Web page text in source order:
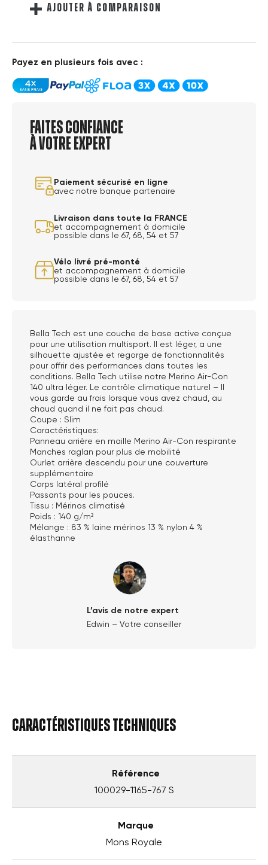
AJOUTER À COMPARAISON
Payez en plusieurs fois avec :
Faites confiance
à votre expert
Paiement sécurisé en ligne
avec notre banque partenaire
Livraison dans toute la FRANCE
et accompagnement à domicile
possible dans le 67, 68, 54 et 57
Vélo livré pré-monté
et accompagnement à domicile
possible dans le 67, 68, 54 et 57
Bella Tech est une couche de base active conçue
pour une utilisation multisport. Il est léger, a une
silhouette ajustée et regorge de fonctionnalités
pour offrir des performances dans toutes les
conditions. Bella Tech utilise notre Merino Air-Con
140 ultra léger. Le contrôle climatique naturel – Il
vous garde au frais lorsque vous avez chaud, au
chaud quand il ne fait pas chaud.
Coupe : Slim
Caractéristiques:
Panneau arrière en maille Merino Air-Con respirante
Manches raglan pour plus de mobilité
Ourlet arrière descendu pour une couverture
supplémentaire
Corps latéral profilé
Passants pour les pouces.
Tissu : Mérinos climatisé
Poids : 140 g/m²
Mélange : 83 % laine mérinos 13 % nylon 4 %
élasthanne
L’avis de notre expert
Edwin – Votre conseiller
Caractéristiques techniques
Référence
100029-1165-767 S
Marque
Mons Royale